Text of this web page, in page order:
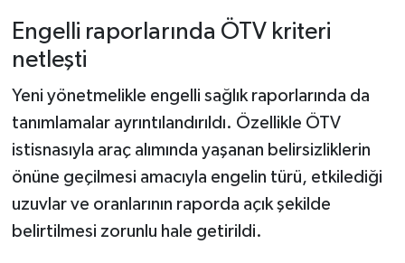
Engelli raporlarında ÖTV kriteri
netleşti
Yeni yönetmelikle engelli sağlık raporlarında da
tanımlamalar ayrıntılandırıldı. Özellikle ÖTV
istisnasıyla araç alımında yaşanan belirsizliklerin
önüne geçilmesi amacıyla engelin türü, etkilediği
uzuvlar ve oranlarının raporda açık şekilde
belirtilmesi zorunlu hale getirildi.